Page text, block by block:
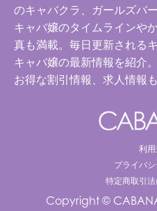
のキャバクラ、ガールズバ
キャバ嬢のタイムラインや
真も満載。毎日更新される
キャバ嬢の最新情報を紹介
お得な割引情報、求人情報
利
プライバ
特定商取引
Copyright ©